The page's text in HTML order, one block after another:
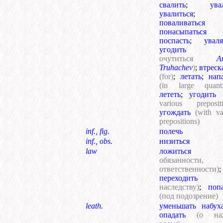
свалить;
увалиться;
поваливаться
понасыпаться
поспасть;
угодить
очутиться
Truhachev);
(for); летать;
(in large
лететь; угодить
various
угождать (with
prepositions)
inf., fig.
полечь
inf., obs.
низиться
law
ложиться
обязанности,
ответственности);
переходить
наследству);
(под подозрение)
leath.
уменьшать
опадать
(о